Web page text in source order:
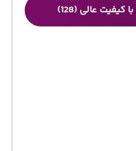
کیفیت عالی (128)